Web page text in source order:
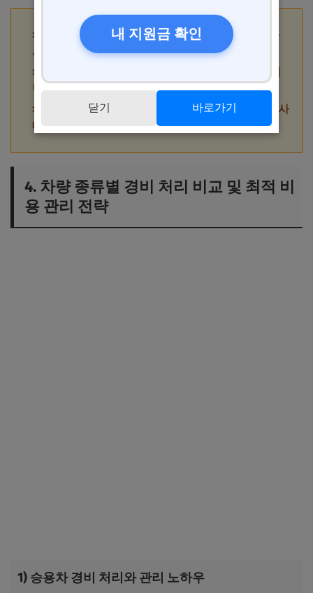
핵심 팁 1: 차량 운행기록부는 매일 작성해 사업용
사용 비율을 명확히 하세요.
핵심 팁 2: 경비 처리 전, 국세청 고시 및 최신 세법
변경 사항을 반드시 확인하세요.
핵심 팁 3: 증빙자료를 체계적으로 보관해 세무조사
대비에 만전을 기하세요.
4. 차량 종류별 경비 처리 비교 및 최적 비
용 관리 전략
1) 승용차 경비 처리와 관리 노하우
내 지원금 확인
닫기 바로가기